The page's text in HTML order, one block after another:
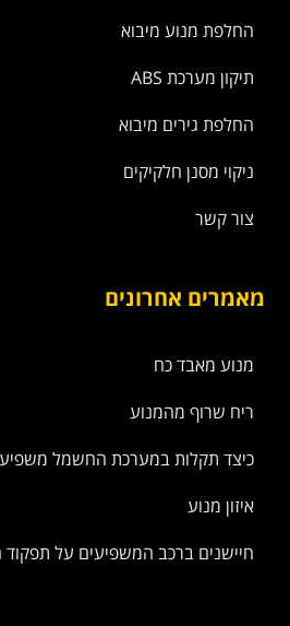
החלפת מנוע מיבוא
תיקון מערכת ABS
החלפת גירים מיבוא
ניקוי מסנן חלקיקים
צור קשר
מאמרים אחרונים
מנוע מאבד כח
ריח שרוף מהמנוע
כיצד תקלות במערכת החשמל
איזון מנוע
חיישנים ברכב המשפיעים על תפקוד